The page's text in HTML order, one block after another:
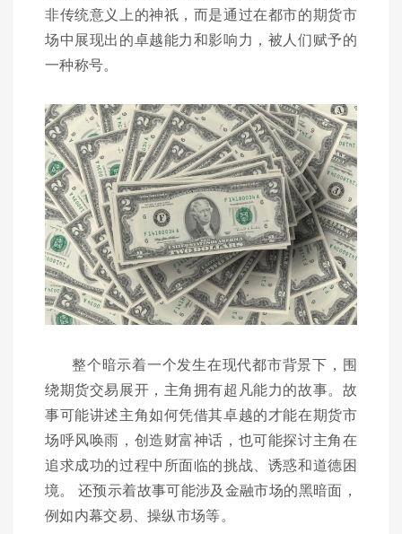
非传统意义上的神祇，而是通过在都市的期货市
场中展现出的卓越能力和影响力，被人们赋予的
一种称号。
整个暗示着一个发生在现代都市背景下，围
绕期货交易展开，主角拥有超凡能力的故事。故
事可能讲述主角如何凭借其卓越的才能在期货市
场呼风唤雨，创造财富神话，也可能探讨主角在
追求成功的过程中所面临的挑战、诱惑和道德困
境。 还预示着故事可能涉及金融市场的黑暗面，
例如内幕交易、操纵市场等。